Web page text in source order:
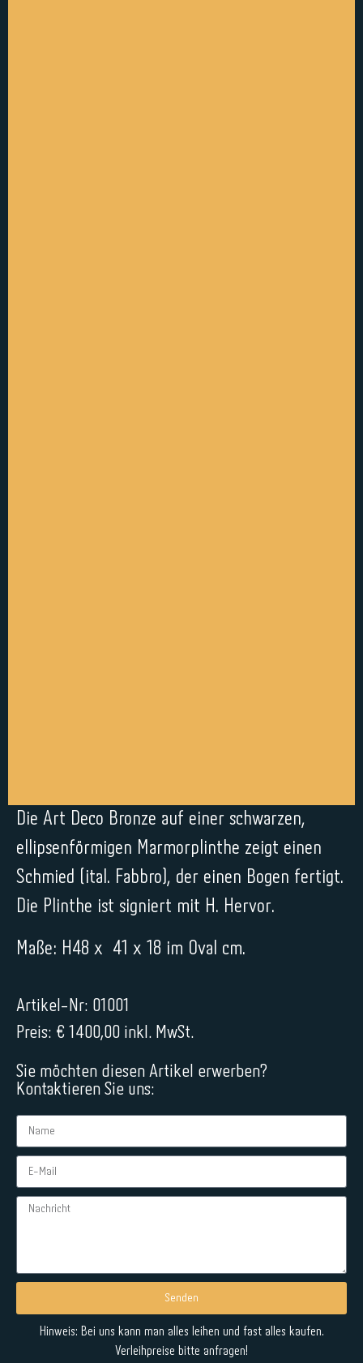
Die Art Deco Bronze auf einer schwarzen,
ellipsenförmigen Marmorplinthe zeigt einen
Schmied (ital. Fabbro), der einen Bogen fertigt.
Die Plinthe ist signiert mit H. Hervor.
Maße: H48 x 41 x 18 im Oval cm.
Artikel-Nr: 01001
Preis: € 1400,00 inkl. MwSt.
Sie möchten diesen Artikel erwerben?
Kontaktieren Sie uns:
Senden
Alternative:
Hinweis: Bei uns kann man alles leihen und fast alles kaufen.
Verleihpreise bitte anfragen!